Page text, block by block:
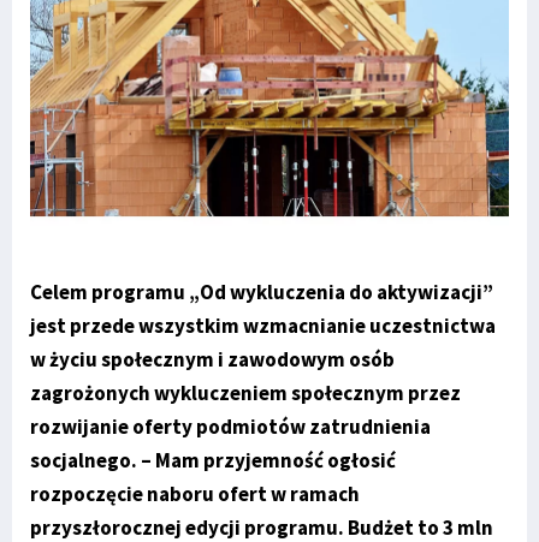
Celem programu „Od wykluczenia do aktywizacji”
jest przede wszystkim wzmacnianie uczestnictwa
w życiu społecznym i zawodowym osób
zagrożonych wykluczeniem społecznym przez
rozwijanie oferty podmiotów zatrudnienia
socjalnego. – Mam przyjemność ogłosić
rozpoczęcie naboru ofert w ramach
przyszłorocznej edycji programu. Budżet to 3 mln